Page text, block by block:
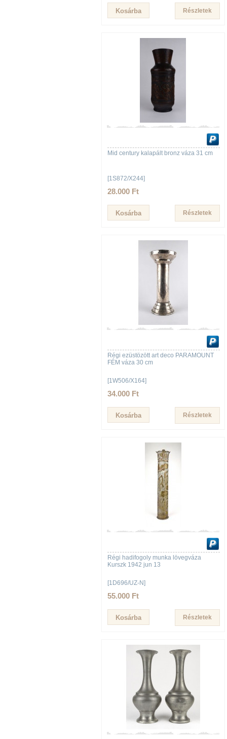
Részletek
Mid century kalapált bronz váza 31 cm
[1S872/X244]
28.000 Ft
Részletek
Régi ezüstözött art deco PARAMOUNT
FÉM váza 30 cm
[1W506/X164]
34.000 Ft
Részletek
Régi hadifogoly munka lövegváza
Kurszk 1942 jun 13
[1D696/UZ-N]
55.000 Ft
Részletek